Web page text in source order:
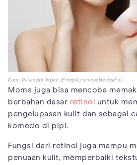
Foto: Pelembap Wajah (Freepik.com/cookie-studio)
Moms juga bisa mencoba
berbahan dasar retinol
untuk
pengelupasan kulit dan sebagai
komedo di pipi.
Fungsi dari retinol juga mampu
penuaan kulit, memperbaiki